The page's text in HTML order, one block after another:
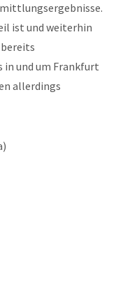
ist und weiterhin
in und um Frankfurt
allerdings